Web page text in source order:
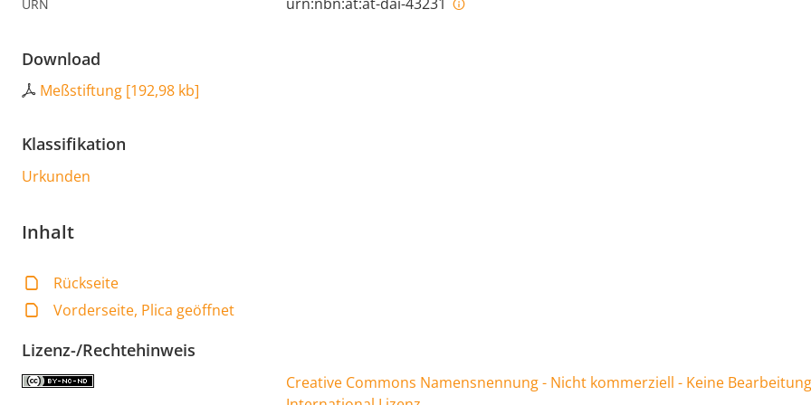
URN
Download
Meßstiftung [192,98 kb]
Klassifikation
Urkunden
Inhalt
Rückseite
Vorderseite, Plica geöffnet
Lizenz-/Rechtehinweis
Creative Commons Namensnennung - Nicht kommerziell - Keine